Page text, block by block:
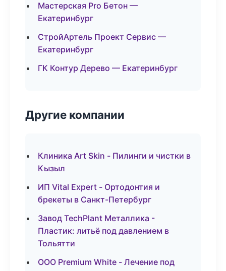
Мастерская Pro Бетон —
Екатеринбург
СтройАртель Проект Сервис —
Екатеринбург
ГК Контур Дерево — Екатеринбург
Другие компании
Клиника Art Skin - Пилинги и чистки в
Кызыл
ИП Vital Expert - Ортодонтия и
брекеты в Санкт-Петербург
Завод TechPlant Металлика -
Пластик: литьё под давлением в
Тольятти
ООО Premium White - Лечение под